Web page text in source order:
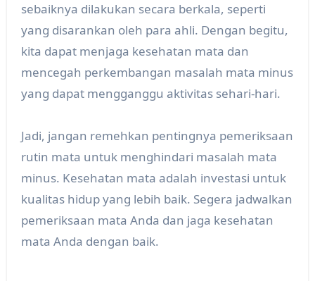
sebaiknya dilakukan secara berkala, seperti
yang disarankan oleh para ahli. Dengan begitu,
kita dapat menjaga kesehatan mata dan
mencegah perkembangan masalah mata minus
yang dapat mengganggu aktivitas sehari-hari.
Jadi, jangan remehkan pentingnya pemeriksaan
rutin mata untuk menghindari masalah mata
minus. Kesehatan mata adalah investasi untuk
kualitas hidup yang lebih baik. Segera jadwalkan
pemeriksaan mata Anda dan jaga kesehatan
mata Anda dengan baik.